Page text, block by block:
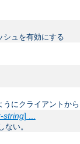
シュを有効にする
にクライアントか
string] ...
い。